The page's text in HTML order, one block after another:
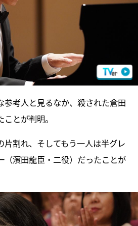
参考人と見るなか、殺された倉田
とが判明。
片割れ、そしてもう一人は半グレ
（濱田龍臣・二役）だったことが